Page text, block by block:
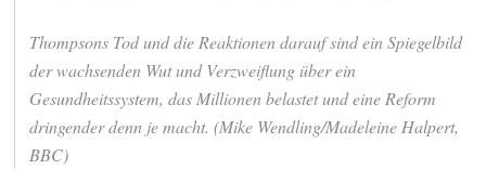
Thompsons Tod und die Reaktionen darauf sind ein Spiegelbild
der wachsenden Wut und Verzweiflung über ein
Gesundheitssystem, das Millionen belastet und eine Reform
dringender denn je macht. (Mike Wendling/Madeleine Halpert,
BBC)